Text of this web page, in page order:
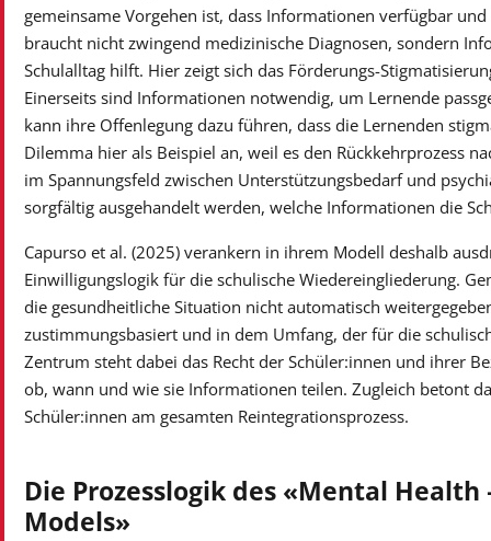
gemeinsame Vorgehen ist, dass Informationen verfügbar
braucht nicht zwingend medizinische Diagnosen, sondern
Schulalltag hilft. Hier zeigt sich das Förderungs-
Einerseits sind Informationen notwendig, um Lernende
kann ihre Offenlegung dazu führen, dass die Lernenden
Dilemma hier als Beispiel an, weil es den Rückkehrprozess
im Spannungsfeld zwischen Unterstützungsbedarf und
sorgfältig ausgehandelt werden, welche Informationen die
Capurso et al. (2025) verankern in ihrem Modell deshalb
Einwilligungslogik für die schulische Wiedereingliederung.
die gesundheitliche Situation nicht automatisch
zustimmungsbasiert und in dem Umfang, der für die
Zentrum steht dabei das Recht der Schüler:innen und ihrer
ob, wann und wie sie Informationen teilen. Zugleich betont
Schüler:innen am gesamten Reintegrationsprozess.
Die Prozesslogik des «Mental Health
Models»